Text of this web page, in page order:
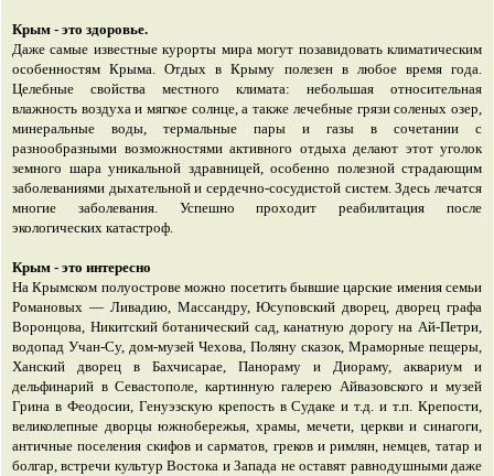
Крым - это здоровье.
Даже самые известные курорты мира могут позавидовать климатическим
особенностям Крыма. Отдых в Крыму полезен в любое время года.
Целебные свойства местного климата: небольшая относительная
влажность воздуха и мягкое солнце, а также лечебные грязи соленых озер,
минеральные воды, термальные пары и газы в сочетании с
разнообразными возможностями активного отдыха делают этот уголок
земного шара уникальной здравницей, особенно полезной страдающим
заболеваниями дыхательной и сердечно-сосудистой систем. Здесь лечатся
многие заболевания. Успешно проходит реабилитация после
экологических катастроф.
Крым - это интересно
На Крымском полуострове можно посетить бывшие царские имения семьи
Романовых — Ливадию, Массандру, Юсуповский дворец, дворец графа
Воронцова, Никитский ботанический сад, канатную дорогу на Ай-Петри,
водопад Учан-Су, дом-музей Чехова, Поляну сказок, Мраморные пещеры,
Ханский дворец в Бахчисарае, Панораму и Диораму, аквариум и
дельфинарий в Севастополе, картинную галерею Айвазовского и музей
Грина в Феодосии, Генуэзскую крепость в Судаке и т.д. и т.п. Крепости,
великолепные дворцы южнобережья, храмы, мечети, церкви и синагоги,
античные поселения скифов и сарматов, греков и римлян, немцев, татар и
болгар, встречи культур Востока и Запада не оставят равнодушными даже